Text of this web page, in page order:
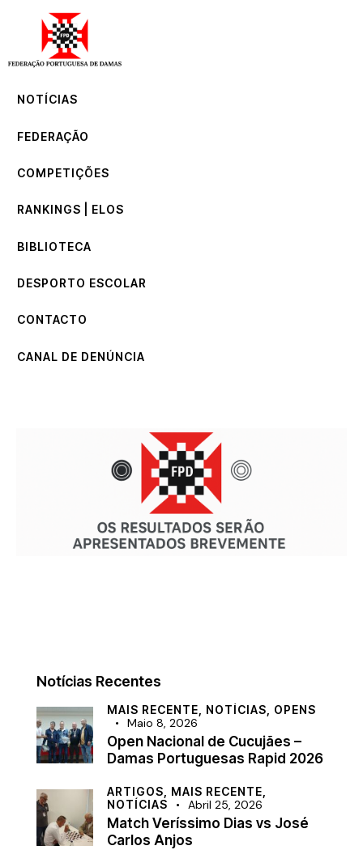
NOTÍCIAS
FEDERAÇÃO
COMPETIÇÕES
RANKINGS | ELOS
BIBLIOTECA
DESPORTO ESCOLAR
CONTACTO
CANAL DE DENÚNCIA
Notícias Recentes
MAIS RECENTE, NOTÍCIAS, OPENS
Maio 8, 2026
Open Nacional de Cucujães –
Damas Portuguesas Rapid 2026
ARTIGOS, MAIS RECENTE,
NOTÍCIAS
Abril 25, 2026
Match Veríssimo Dias vs José
Carlos Anjos